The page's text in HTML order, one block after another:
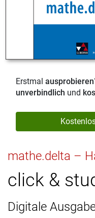
Erstmal ausprobieren
unverbindlich und
mathe.delta –
click &
Digitale